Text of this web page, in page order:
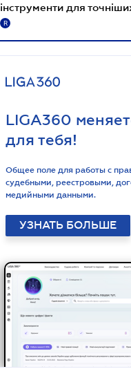
інструменти для
R
LIGA360
для тебя!
Общее поле для работы с
судебными, реестровыми,
медийными данными.
УЗНАТЬ БОЛЬШЕ